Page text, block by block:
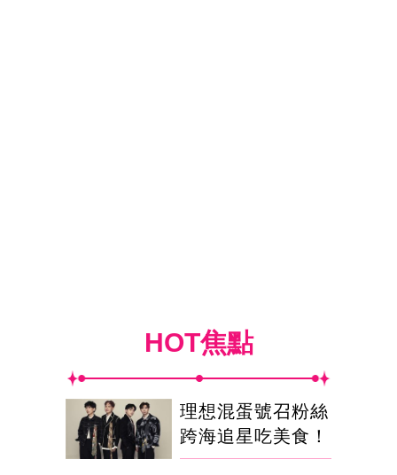
HOT焦點
理想混蛋號召粉絲
跨海追星吃美食！